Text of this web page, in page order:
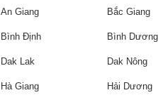
An Giang Bắc Giang
Bình Định Bình Dương
Dak Lak Dak Nông
Hà Giang Hải Dương